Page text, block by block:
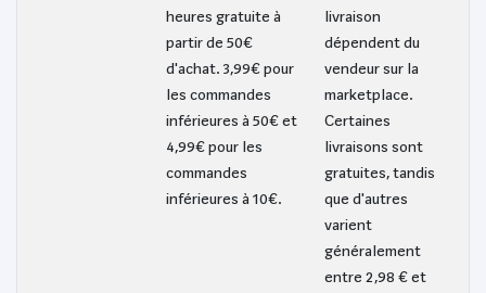
heures gratuite à
partir de 50€
d'achat. 3,99€ pour
les commandes
inférieures à 50€ et
4,99€ pour les
commandes
inférieures à 10€.
livraison
dépendent du
vendeur sur la
marketplace.
Certaines
livraisons sont
gratuites, tandis
que d'autres
varient
généralement
entre 2,98 € et